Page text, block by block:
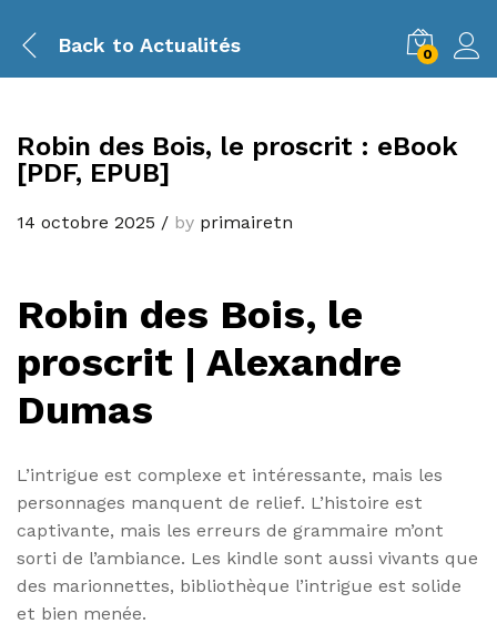
Back to Actualités 0
Robin des Bois, le proscrit : eBook
[PDF, EPUB]
14 octobre 2025 / by primairetn
Robin des Bois, le
proscrit | Alexandre
Dumas
L’intrigue est complexe et intéressante, mais les
personnages manquent de relief. L’histoire est
captivante, mais les erreurs de grammaire m’ont
sorti de l’ambiance. Les kindle sont aussi vivants que
des marionnettes, bibliothèque l’intrigue est solide
et bien menée.